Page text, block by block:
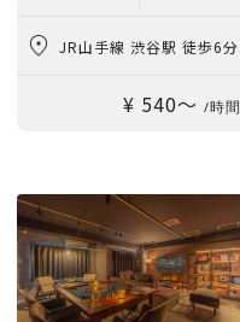
JR山手線 渋谷駅 徒歩6分
¥ 540〜 /時間